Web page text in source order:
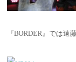
『BORDER』では遠